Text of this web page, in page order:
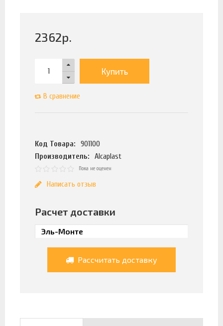
2362р.
Купить
В сравнение
Код Товара:
901100
Производитель:
Alcaplast
Пока не оценен
Написать отзыв
Расчет доставки
Рассчитать доставку